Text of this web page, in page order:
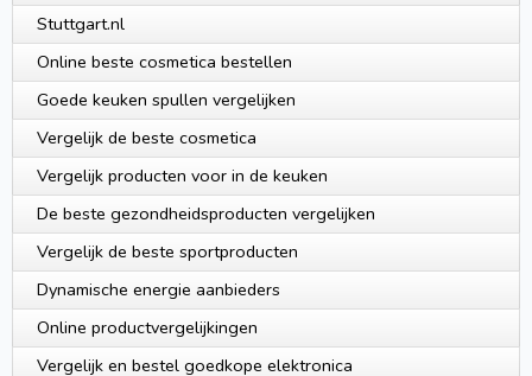
Stuttgart.nl
Online beste cosmetica bestellen
Goede keuken spullen vergelijken
Vergelijk de beste cosmetica
Vergelijk producten voor in de keuken
De beste gezondheidsproducten vergelijken
Vergelijk de beste sportproducten
Dynamische energie aanbieders
Online productvergelijkingen
Vergelijk en bestel goedkope elektronica